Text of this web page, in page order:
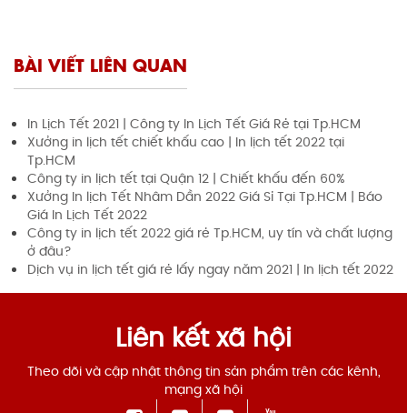
BÀI VIẾT LIÊN QUAN
In Lịch Tết 2021 | Công ty In Lịch Tết Giá Rẻ tại Tp.HCM
Xưởng in lịch tết chiết khấu cao | In lịch tết 2022 tại
Tp.HCM
Công ty in lịch tết tại Quận 12 | Chiết khấu đến 60%
Xưởng In lịch Tết Nhâm Dần 2022 Giá Sỉ Tại Tp.HCM | Báo
Giá In Lịch Tết 2022
Công ty in lịch tết 2022 giá rẻ Tp.HCM, uy tín và chất lượng
ở đâu?
Dịch vụ in lịch tết giá rẻ lấy ngay năm 2021 | In lịch tết 2022
Liên kết xã hội
Theo dõi và cập nhật thông tin sản phẩm trên các kênh,
mạng xã hội